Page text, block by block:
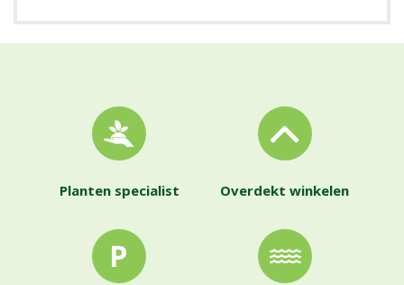
Planten specialist Overdekt winkelen